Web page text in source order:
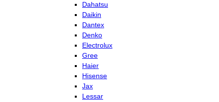
Dahatsu
Daikin
Dantex
Denko
Electrolux
Gree
Haier
Hisense
Jax
Lessar